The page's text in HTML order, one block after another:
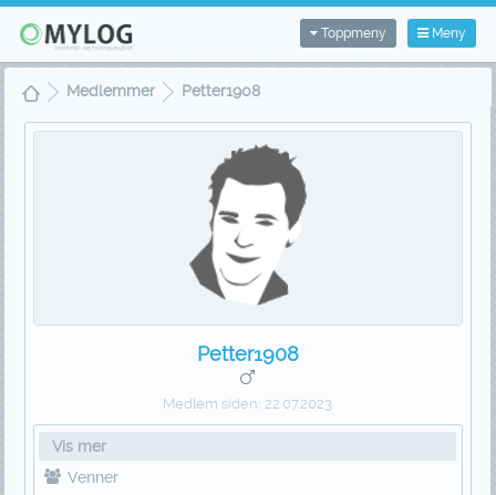
Meny
Toppmeny
Medlemmer Petter1908
Petter1908
Medlem siden: 22.07.2023
Vis mer
Venner